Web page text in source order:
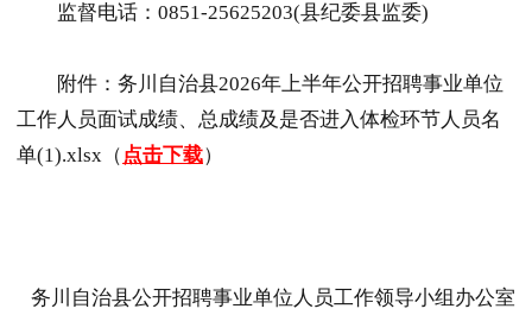
监督电话：0851-25625203(县纪委县监委)
附件：务川自治县2026年上半年公开招聘事业单位
工作人员面试成绩、总成绩及是否进入体检环节人员名
单(1).xlsx（ 点击下载）
务川自治县公开招聘事业单位人员工作领导小组办公室